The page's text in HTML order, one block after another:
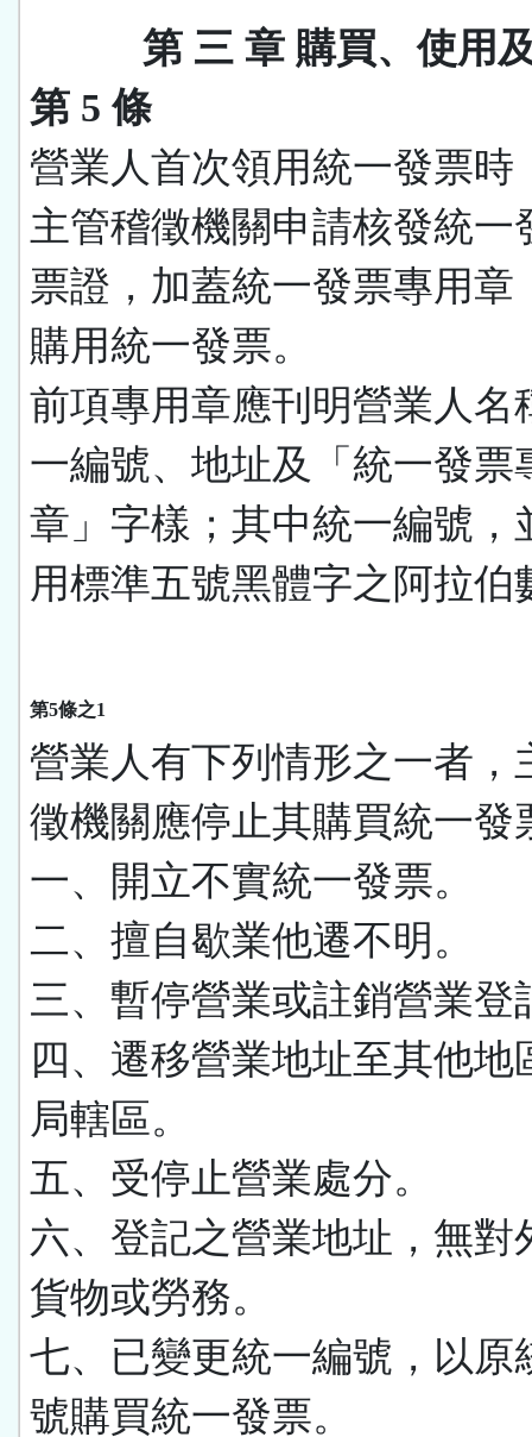
第 三 章 購買、使用
第 5 條
營業人首次領用統一發票時
主管稽徵機關申請核發統一
票證，加蓋統一發票專用章
購用統一發票。
前項專用章應刊明營業人名
一編號、地址及「統一發票
章」字樣；其中統一編號，
用標準五號黑體字之阿拉伯
第5條之1
營業人有下列情形之一者，
徵機關應停止其購買統一發
一、開立不實統一發票。
二、擅自歇業他遷不明。
三、暫停營業或註銷營業登
四、遷移營業地址至其他地
局轄區。
五、受停止營業處分。
六、登記之營業地址，無對
貨物或勞務。
七、已變更統一編號，以原
號購買統一發票。